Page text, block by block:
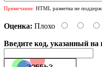
Примечание: HTML разметка не
Оценка: Плохо
Введите код, указанный на